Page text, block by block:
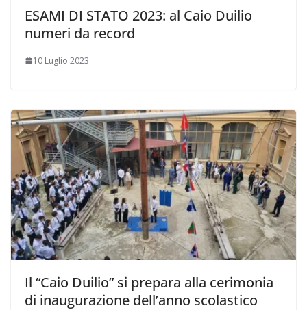
ESAMI DI STATO 2023: al Caio Duilio
numeri da record
10 Luglio 2023
Il “Caio Duilio” si prepara alla cerimonia
di inaugurazione dell’anno scolastico